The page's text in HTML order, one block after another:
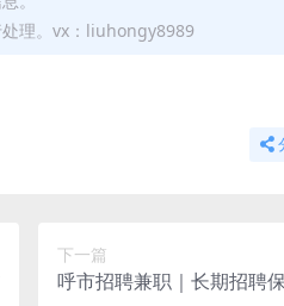
理。vx：liuhongy8989
下一篇
呼市招聘兼职｜长期招聘